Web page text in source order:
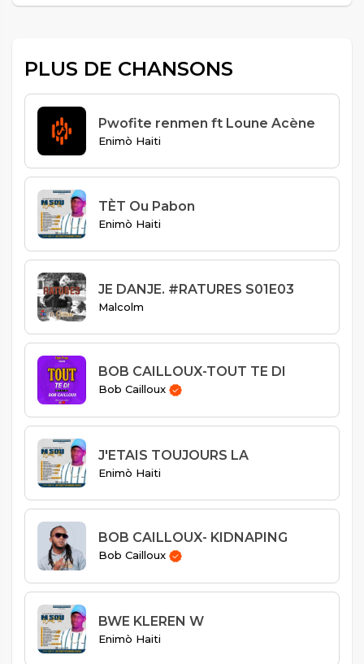
PLUS DE CHANSONS
Pwofite renmen ft Loune Acène
Enimò Haiti
TÈT Ou Pabon
Enimò Haiti
JE DANJE. #RATURES S01E03
Malcolm
BOB CAILLOUX-TOUT TE DI
Bob Cailloux
J'ETAIS TOUJOURS LA
Enimò Haiti
BOB CAILLOUX- KIDNAPING
Bob Cailloux
BWE KLEREN W
Enimò Haiti